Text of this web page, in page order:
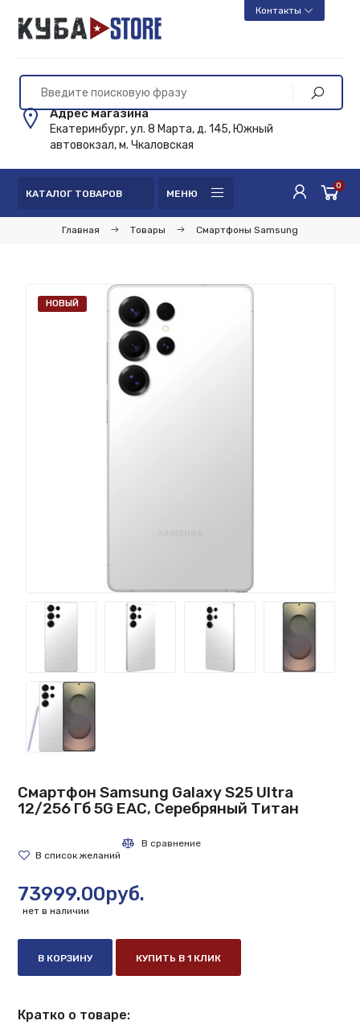
Контакты
Адрес магазина
Екатеринбург, ул. 8 Марта, д. 145, Южный
автовокзал, м. Чкаловская
КАТАЛОГ ТОВАРОВ МЕНЮ
0
Главная Товары Смартфоны Samsung
НОВЫЙ
Смартфон Samsung Galaxy S25 Ultra
12/256 Гб 5G EAC, Серебряный Титан
73999.00руб.
нет в наличии
В КОРЗИНУ КУПИТЬ В 1 КЛИК
Кратко о товаре: